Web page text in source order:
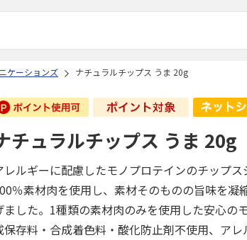
ケーションズ ナチュラルチップス うま 20g
チュラルチップス うま 20g
レルギーに配慮したモノプロテインのチップス
％素材肉を使用し、素材そのものの旨味を凝
ました。1種類の素材肉のみを使用した安心の
保存料・合成着色料・酸化防止剤不使用、ア